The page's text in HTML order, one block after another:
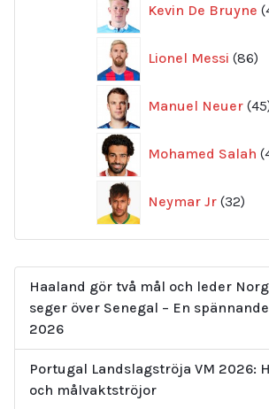
Kevin De Bruyne
Lionel Messi 86
Manuel Neuer 45
Mohamed Salah
Neymar Jr 32
Haaland gör två mål och leder
seger över Senegal – En
2026
Portugal Landslagströja VM 2026:
och målvaktströjor